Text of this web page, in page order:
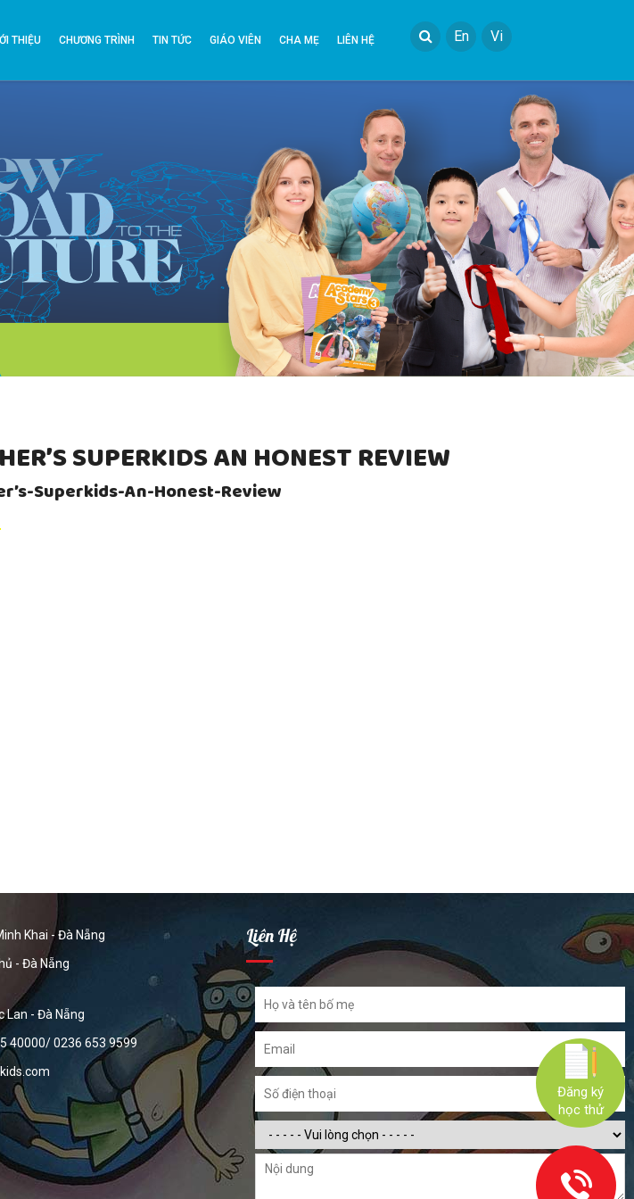
THIỆU CHƯƠNG TRÌNH TIN TỨC GIÁO VIÊN CHA MẸ LIÊN HỆ En Vi
SUPERKIDS AN HONEST REVIEW
Superkids-An-Honest-Review
Đăng ký
học thử
Khai - Đà Nẵng
- Đà Nẵng
Lan - Đà Nẵng
40000/ 0236 653 9599
Liên Hệ